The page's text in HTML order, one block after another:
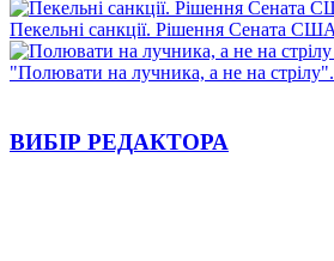
Пекельні санкції. Рішення Сената США
"Полювати на лучника, а не на
ВИБІР РЕДАКТОРА